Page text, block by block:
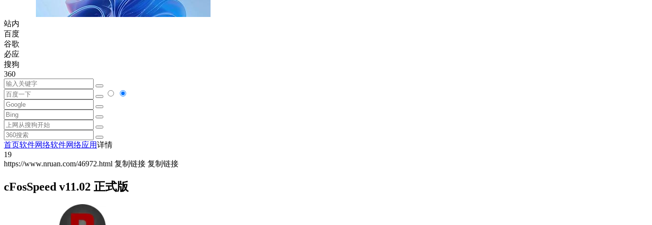
站内
百度
谷歌
必应
搜狗
360
首页软件网络软件网络应用详情
19
https://www.nruan.com/46972.html 复制链接 复制链接
cFosSpeed v11.02 正式版